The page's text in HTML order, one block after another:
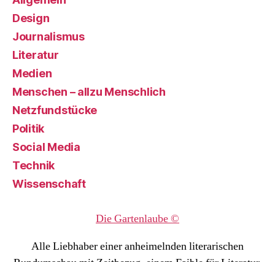
Design
Journalismus
Literatur
Medien
Menschen – allzu Menschlich
Netzfundstücke
Politik
Social Media
Technik
Wissenschaft
Die Gartenlaube ©
Alle Liebhaber einer anheimelnden literarischen